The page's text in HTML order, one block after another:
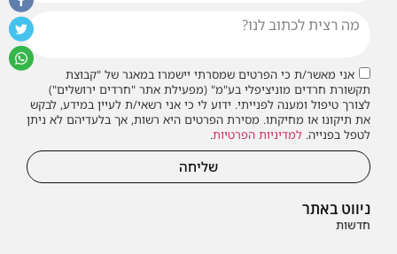
ניווט באתר
חדשות
אני מאשר/ת כי הפרטים שמסרתי יישמרו במאגר של "קבוצת
תקשורת חרדים מוניציפלי בע"מ" (מפעילת אתר "חרדים ירושלים")
לצורך טיפול ומענה לפנייתי. ידוע לי כי אני רשאי/ת לעיין במידע, לבקש
את תיקונו או מחיקתו. מסירת הפרטים היא רשות, אך בלעדיהם לא ניתן
לטפל בפנייה. למדיניות הפרטיות.
שליחה